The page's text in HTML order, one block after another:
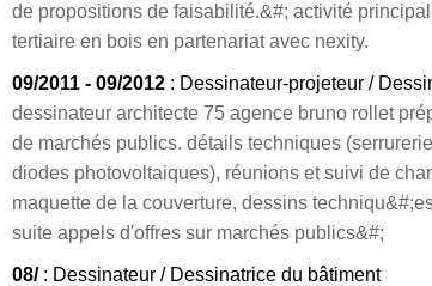
de propositions de faisabilité.&#; activité
tertiaire en bois en partenariat avec nexity.
09/2011 - 09/2012 : Dessinateur-projeteur /
dessinateur architecte 75 agence bruno rollet
de marchés publics. détails techniques
diodes photovoltaiques), réunions et suivi de
maquette de la couverture, dessins
suite appels d'offres sur marchés publics&#;
08/: Dessinateur / Dessinatrice du bâtiment